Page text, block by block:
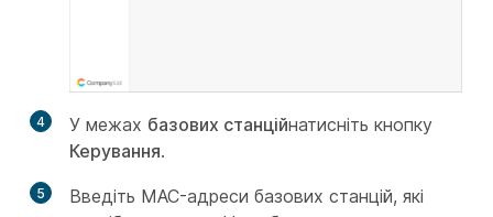
4 У межах базових станційнатисніть кнопку
Керування.
5
Введіть MAC-адреси базових станцій, які